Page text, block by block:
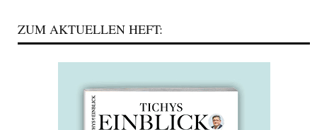
ZUM AKTUELLEN HEFT: